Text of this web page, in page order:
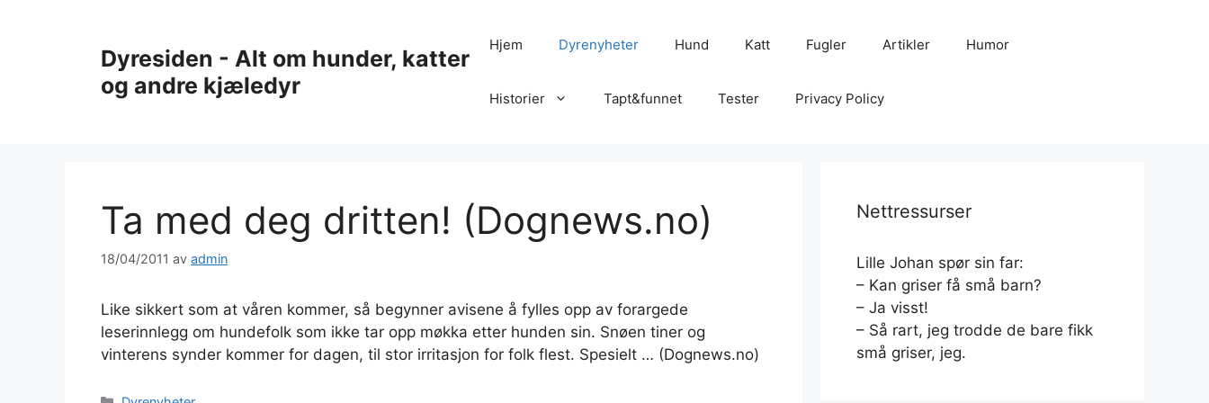
Dyresiden - Alt om hunder, katter
og andre kjæledyr
Hjem Dyrenyheter Hund Katt Fugler Artikler Humor
Historier Tapt&funnet Tester Privacy Policy
Ta med deg dritten! (Dognews.no)
18/04/2011 av admin
Like sikkert som at våren kommer, så begynner avisene å fylles opp av forargede
leserinnlegg om hundefolk som ikke tar opp møkka etter hunden sin. Snøen tiner og
vinterens synder kommer for dagen, til stor irritasjon for folk flest. Spesielt … (Dognews.no)
Nettressurser
Lille Johan spør sin far:
– Kan griser få små barn?
– Ja visst!
– Så rart, jeg trodde de bare fikk
små griser, jeg.